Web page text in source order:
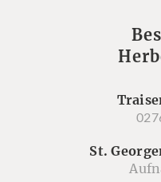
St.